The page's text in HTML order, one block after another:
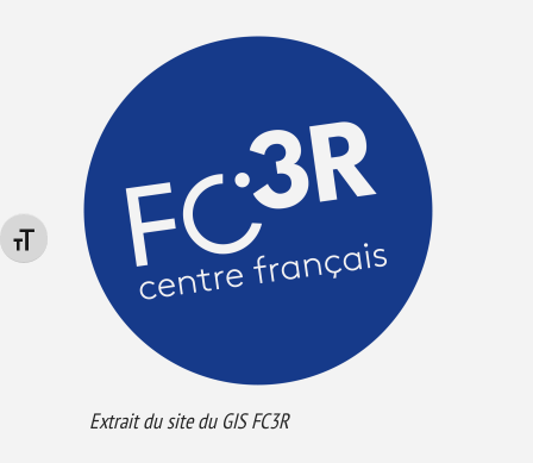
Changer la taille de la police
Extrait du site du GIS FC3R